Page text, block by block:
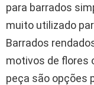
para barrados
muito utilizado
Barrados
motivos de flores
peça são opções